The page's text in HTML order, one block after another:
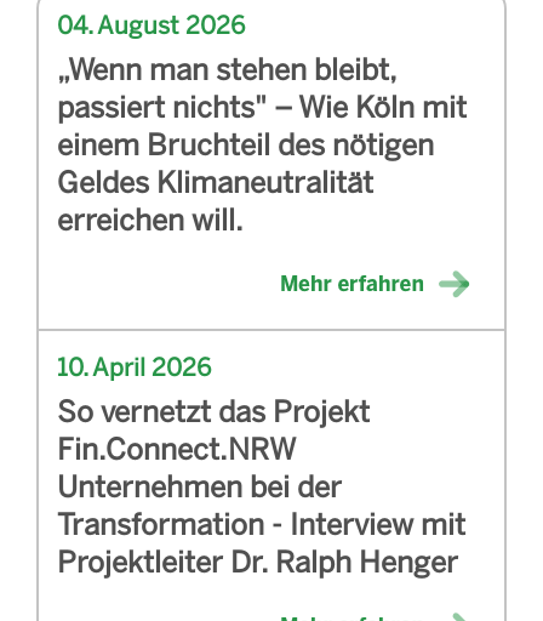
04. August 2026
„Wenn man stehen bleibt,
passiert nichts" – Wie Köln mit
einem Bruchteil des nötigen
Geldes Klimaneutralität
erreichen will.
10. April 2026
So vernetzt das Projekt
Fin.Connect.NRW
Unternehmen bei der
Transformation - Interview mit
Projektleiter Dr. Ralph Henger